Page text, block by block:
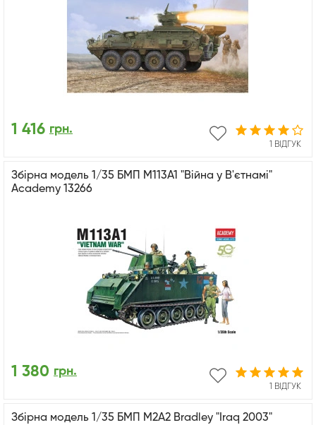
1 ВІДГУК
1 416 грн.
Збірна модель 1/35 БМП М113A1 "Війна у В'єтнамі"
Academy 13266
1 ВІДГУК
1 380 грн.
Збірна модель 1/35 БМП M2A2 Bradley "Iraq 2003"